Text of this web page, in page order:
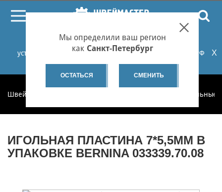
При проблемах с онлайн-оплатой заказов на сайте
установите российские сертификаты НУЦ Минцифры РФ
или используйте Яндекс.Браузер.Подробнее...
X
Мы определили ваш регион
как Санкт-Петербург
ОСТАТЬСЯ СМЕНИТЬ
Швеймастер
ИГОЛЬНАЯ ПЛАСТИНА 7*5,5ММ В
УПАКОВКЕ BERNINA 033339.70.08